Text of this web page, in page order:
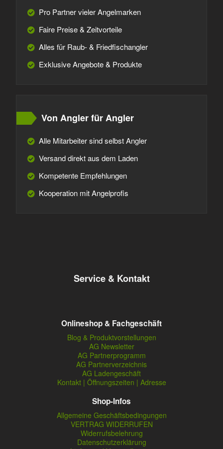
Pro Partner vieler Angelmarken
Faire Preise & Zeitvorteile
Alles für Raub- & Friedfischangler
Exklusive Angebote & Produkte
Von Angler für Angler
Alle Mitarbeiter sind selbst Angler
Versand direkt aus dem Laden
Kompetente Empfehlungen
Kooperation mit Angelprofis
Service & Kontakt
Onlineshop & Fachgeschäft
Blog & Produktvorstellungen
AG Newsletter
AG Partnerprogramm
AG Partnerverzeichnis
AG Ladengeschäft
Kontakt | Öffnungszeiten | Adresse
Shop-Infos
Allgemeine Geschäftsbedingungen
VERTRAG WIDERRUFEN
Widerrufsbelehrung
Datenschutzerklärung